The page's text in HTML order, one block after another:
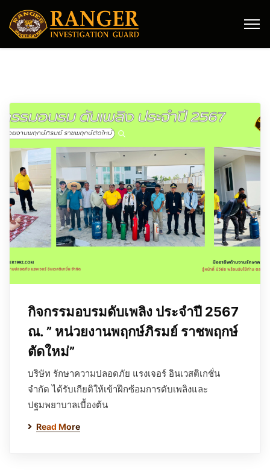
กิจกรรมอบรมดับเพลิง ประจำปี 2567
ณ. ” หน่วยงานพฤกษ์ภิรมย์ ราชพฤกษ์
ตัดใหม่”
บริษัท รักษาความปลอดภัย แรงเจอร์ อินเวสติเกชั่น
จำกัด ได้รับเกียติให้เข้าฝึกซ้อมการดับเพลิงและ
ปฐมพยาบาลเบื้องต้น
Read More